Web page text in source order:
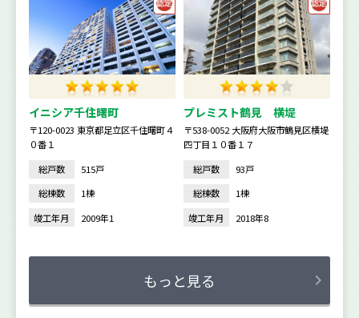
イニシア千住曙町
〒120-0023 東京都足立区千住曙町４
０番１
総戸数
515戸
総棟数
1棟
竣工年月
2009年1
プレミスト鶴見 横堤
〒538-0052 大阪府大阪市鶴見区横堤
四丁目１０番１７
総戸数
93戸
総棟数
1棟
竣工年月
2018年8
もっと見る